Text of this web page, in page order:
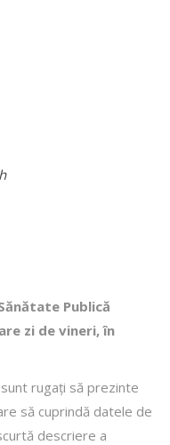
Publică
zi de vineri, în
rugaţi să prezinte
să cuprindă datele de
descriere a